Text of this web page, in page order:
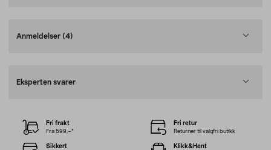
Anmeldelser (4)
Eksperten svarer
Fri frakt
Fra 599,–*
Fri retur
Returner til valgfri butikk
Sikkert Klikk&Hent